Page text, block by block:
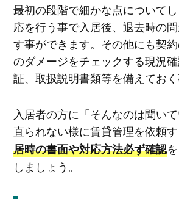
最初の段階で細かな点について
応を行う事で入居後、退去時の
す事ができます。その他にも契
のダメージをチェックする現況
証、取扱説明書類等を備えておく
入居者の方に「そんなのは聞い
直られない様に賃貸管理を依頼
居時の書面や対応方法必ず確認
しましょう。